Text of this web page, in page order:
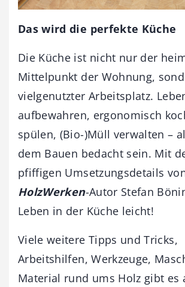
Das wird die perfekte Küche
Die Küche ist nicht nur der
Mittelpunkt der Wohnung,
vielgenutzter Arbeitsplatz.
aufbewahren, ergonomisch
spülen, (Bio-)Müll verwalten –
dem Bauen bedacht sein. Mit
pfiffigen Umsetzungsdetails
HolzWerken-Autor Stefan
Leben in der Küche leicht!
Viele weitere Tipps und Tricks,
Arbeitshilfen, Werkzeuge,
Material rund ums Holz gibt es